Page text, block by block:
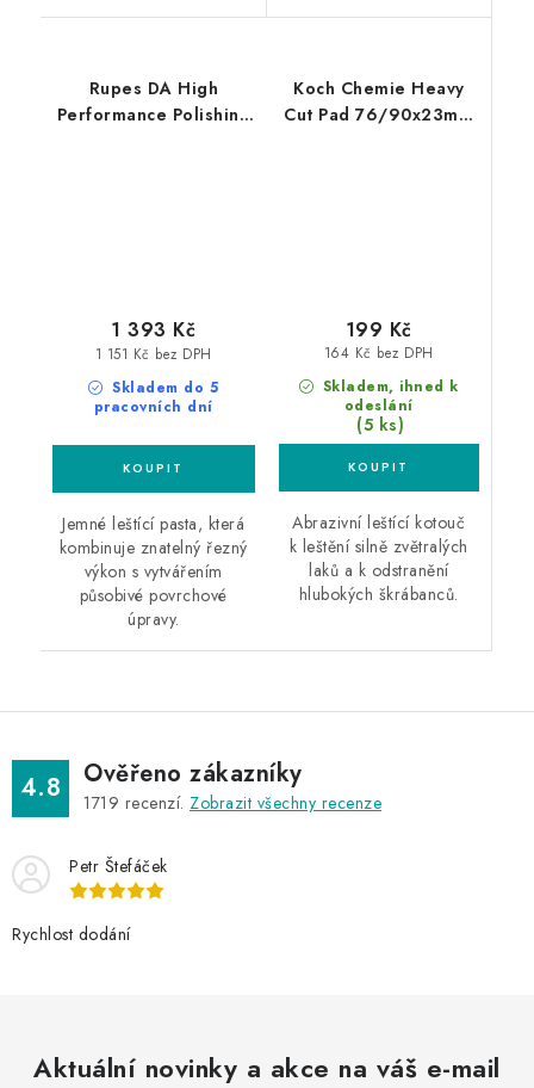
Rupes DA High
Performance Polishing
Skladem do 5
pracovních dní
1 151 Kč bez DPH
1 393 Kč
Jemné leštící pasta, která
kombinuje znatelný řezný
výkon s vytvářením
působivé povrchové
úpravy.
Koch Chemie Heavy
Cut Pad 76/90x23mm
Skladem, ihned k
odeslání
(5 ks)
164 Kč bez DPH
199 Kč
Abrazivní leštící kotouč
k leštění silně zvětralých
laků a k odstranění
hlubokých škrábanců.
4.8 Ověřeno zákazníky
1719 recenzí. Zobrazit všechny recenze
Petr Štefáček
Rychlost dodání
Aktuální novinky a akce na váš e-mail